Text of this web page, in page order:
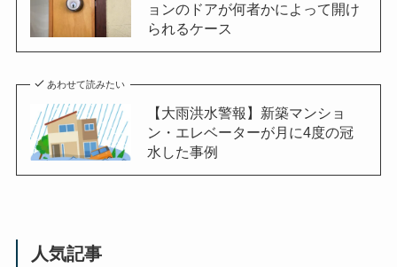
ョンのドアが何者かによって開け
られるケース
あわせて読みたい
【大雨洪水警報】新築マンショ
ン・エレベーターが月に4度の冠
水した事例
人気記事